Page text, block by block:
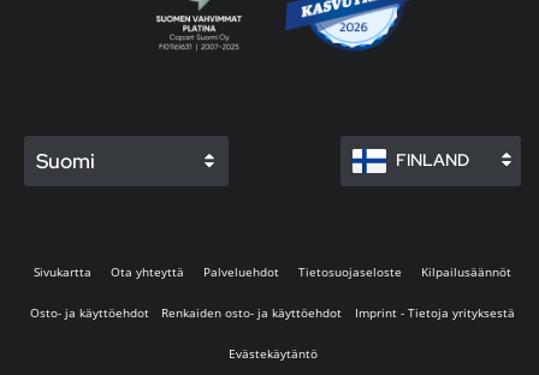
Suomi FINLAND
Sivukartta Ota yhteyttä Palveluehdot Tietosuojaseloste Kilpailusäännöt
Osto- ja käyttöehdot Renkaiden osto- ja käyttöehdot Imprint - Tietoja yrityksestä
Evästekäytäntö